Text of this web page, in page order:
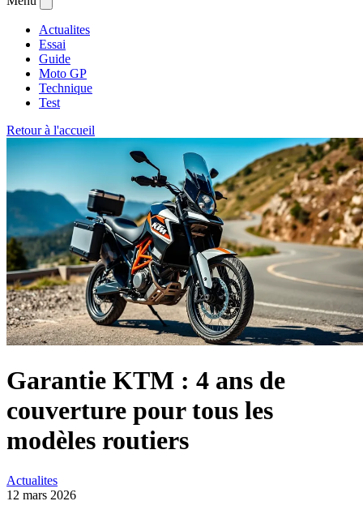
Actualites
Essai
Guide
Moto GP
Technique
Test
Retour à l'accueil
Garantie KTM : 4 ans de
couverture pour tous les
modèles routiers
Actualites
12 mars 2026